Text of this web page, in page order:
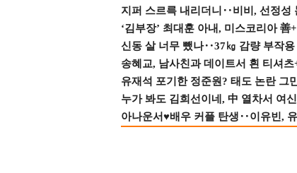
지퍼 스르륵 내리더니‥비비, 선정성
‘김부장’ 최대훈 아내, 미스코리아
신동 살 너무 뺐나‥37㎏ 감량 부작
송혜교, 남사친과 데이트서 흰 티셔
유재석 포기한 정준원? 태도 논란 그
누가 봐도 김희선이네, 中 열차서 여
아나운서♥배우 커플 탄생‥이유빈,